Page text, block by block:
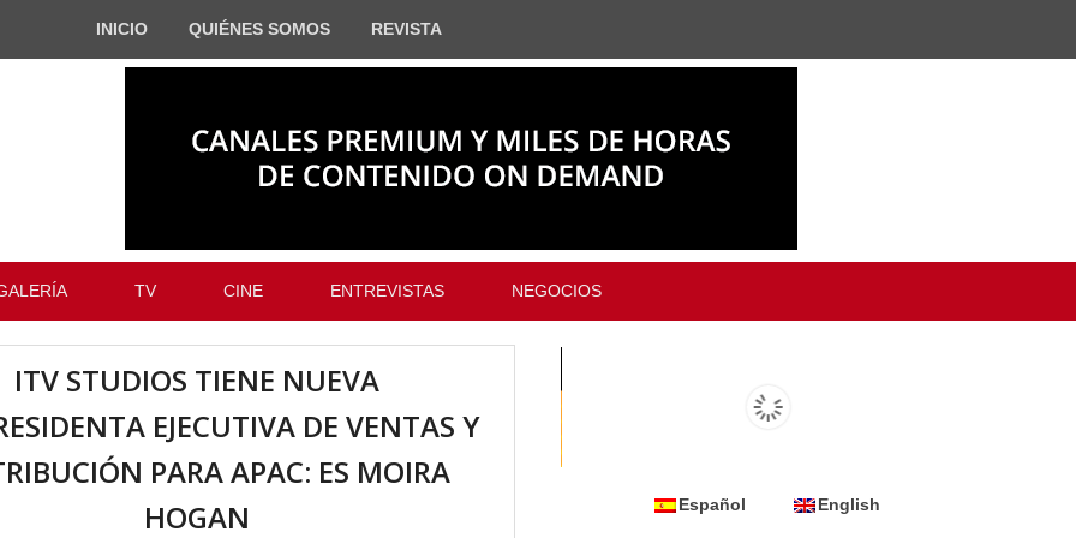
INICIO QUIÉNES SOMOS REVISTA
TV CINE ENTREVISTAS NEGOCIOS
ITV STUDIOS TIENE NUEVA
EJECUTIVA DE VENTAS Y
PARA APAC: ES MOIRA
HOGAN
Español English